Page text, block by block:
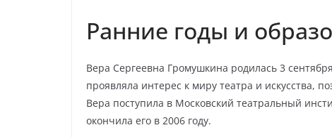
Ранние годы и
Вера Сергеевна Громушкина родилась 3
проявляла интерес к миру театра и искусства,
Вера поступила в Московский театральный
окончила его в 2006 году.